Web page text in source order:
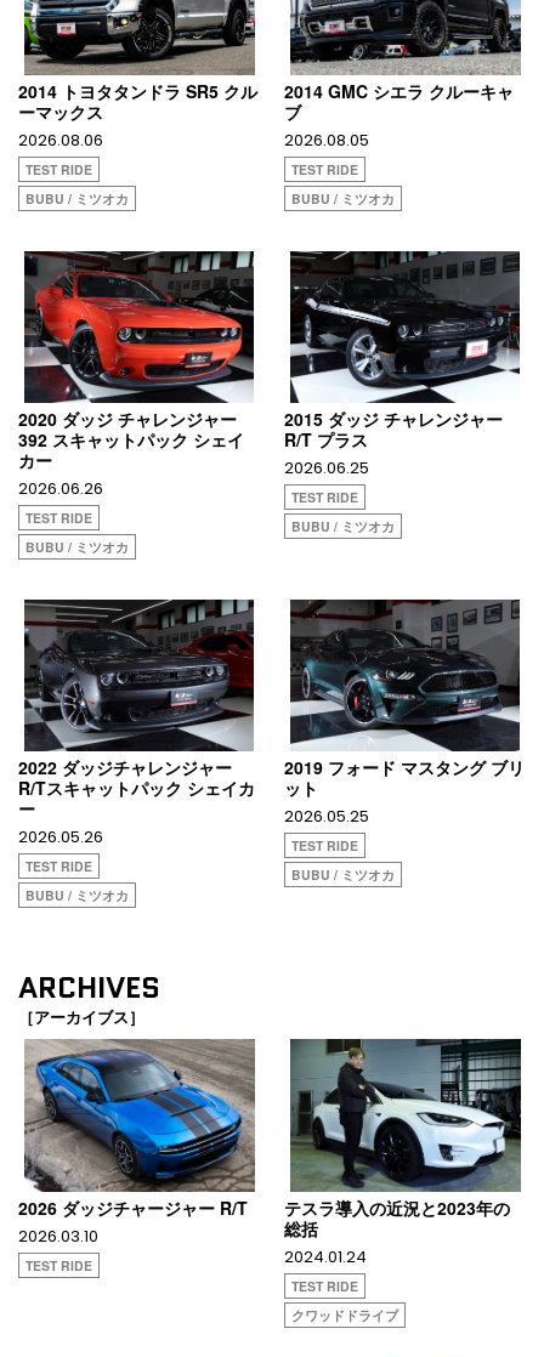
2014 トヨタタンドラ SR5 クル
ーマックス
2026.08.06
TEST RIDE
BUBU / ミツオカ
2014 GMC シエラ クルーキャ
ブ
2026.08.05
TEST RIDE
BUBU / ミツオカ
2020 ダッジ チャレンジャー
392 スキャットパック シェイ
カー
2026.06.26
TEST RIDE
BUBU / ミツオカ
2015 ダッジ チャレンジャー
R/T プラス
2026.06.25
TEST RIDE
BUBU / ミツオカ
2022 ダッジチャレンジャー
R/Tスキャットパック シェイカ
ー
2026.05.26
TEST RIDE
BUBU / ミツオカ
2019 フォード マスタング ブリ
ット
2026.05.25
TEST RIDE
BUBU / ミツオカ
ARCHIVES
［アーカイブス］
2026 ダッジチャージャー R/T
2026.03.10
TEST RIDE
テスラ導入の近況と2023年の
総括
2024.01.24
TEST RIDE
クワッドドライブ